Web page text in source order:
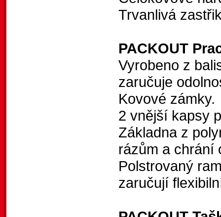
Trvanlivá
PACKOUT
Vyrobeno z
zaručuje
Kovové zámky.
2 vnější kapsy
Základna z
rázům a chrání
Polstrovaný
zaručují